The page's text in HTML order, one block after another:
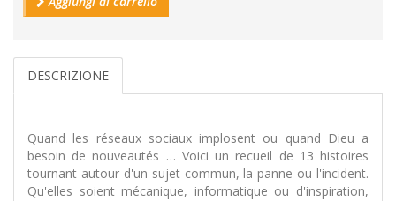
DESCRIZIONE
Quand les réseaux sociaux implosent ou quand Dieu a
besoin de nouveautés … Voici un recueil de 13 histoires
tournant autour d'un sujet commun, la panne ou l'incident.
Qu'elles soient mécanique, informatique ou d'inspiration,